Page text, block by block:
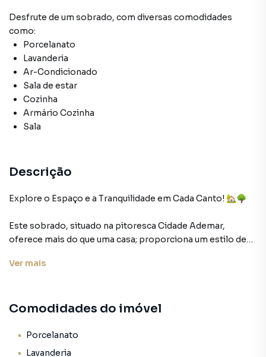
Desfrute de um sobrado, com diversas comodidades
como:
Porcelanato
Lavanderia
Ar-Condicionado
Sala de estar
Cozinha
Armário Cozinha
Sala
Descrição
Explore o Espaço e a Tranquilidade em Cada Canto! 🏡🌳
Este sobrado, situado na pitoresca Cidade Ademar,
oferece mais do que uma casa; proporciona um estilo de
cozinha bem planejada, cada detalhe foi cuidadosamente
O piso em porcelanato adiciona uma elegância atemporal,
que você esteja sempre no clima certo, não importa a
estação. Mas a verdadeira joia dessa propriedade é a
Ver mais
Comodidades do imóvel
Porcelanato
Lavanderia